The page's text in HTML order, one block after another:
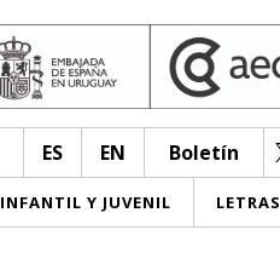
ES EN Boletín
INFANTIL Y JUVENIL LETRAS